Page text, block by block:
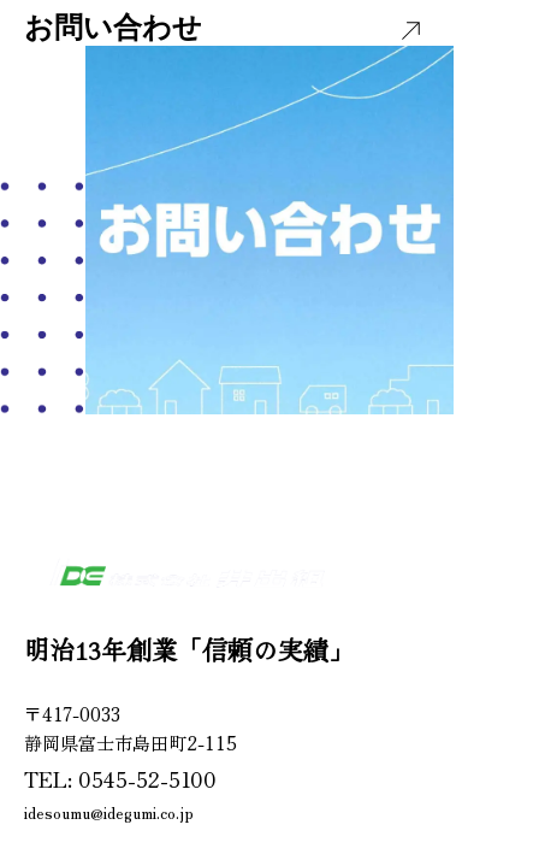
お問い合わせ
明治13年創業「信頼の実績」
〒417-0033
静岡県富士市島田町2-115
TEL: 0545-52-5100
idesoumu@idegumi.co.jp